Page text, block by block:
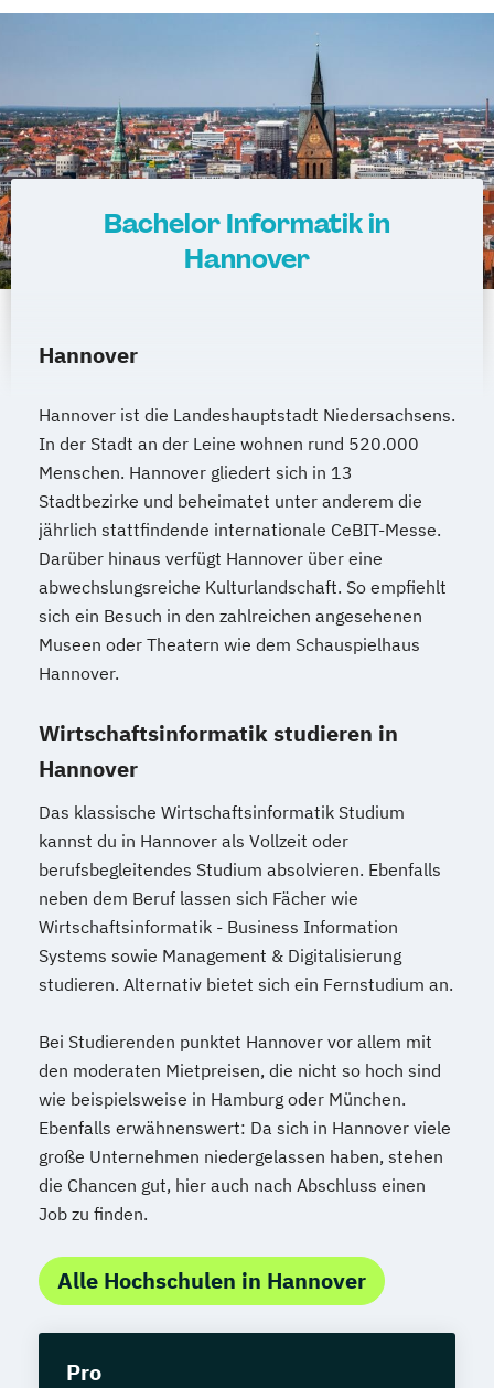
Bachelor Informatik in
Hannover
Hannover
Hannover ist die Landeshauptstadt Niedersachsens.
In der Stadt an der Leine wohnen rund 520.000
Menschen. Hannover gliedert sich in 13
Stadtbezirke und beheimatet unter anderem die
jährlich stattfindende internationale CeBIT-Messe.
Darüber hinaus verfügt Hannover über eine
abwechslungsreiche Kulturlandschaft. So empfiehlt
sich ein Besuch in den zahlreichen angesehenen
Museen oder Theatern wie dem Schauspielhaus
Hannover.
Wirtschaftsinformatik studieren in
Hannover
Das klassische Wirtschaftsinformatik Studium
kannst du in Hannover als Vollzeit oder
berufsbegleitendes Studium absolvieren. Ebenfalls
neben dem Beruf lassen sich Fächer wie
Wirtschaftsinformatik - Business Information
Systems sowie Management & Digitalisierung
studieren. Alternativ bietet sich ein Fernstudium an.
Bei Studierenden punktet Hannover vor allem mit
den moderaten Mietpreisen, die nicht so hoch sind
wie beispielsweise in Hamburg oder München.
Ebenfalls erwähnenswert: Da sich in Hannover viele
große Unternehmen niedergelassen haben, stehen
die Chancen gut, hier auch nach Abschluss einen
Job zu finden.
Alle Hochschulen in Hannover
Pro